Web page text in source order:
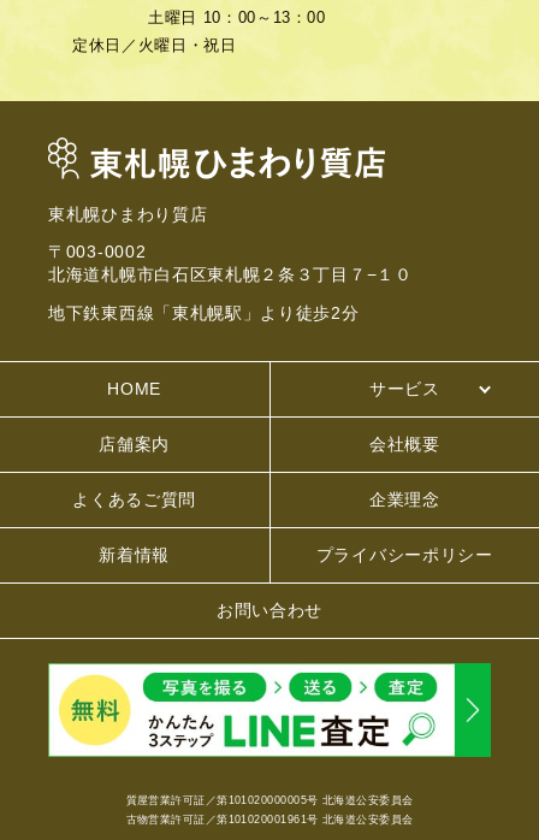
土曜日 10：00～13：00
定休日／ 火曜日・祝日
東札幌ひまわり質店
〒003-0002
北海道札幌市白石区東札幌２条３丁目７−１０
地下鉄東西線「東札幌駅」より徒歩2分
HOME サービス
店舗案内 会社概要
よくあるご質問 企業理念
新着情報 プライバシーポリシー
お問い合わせ
質屋営業許可証／第101020000005号 北海道公安委員会
古物営業許可証／第101020001961号 北海道公安委員会